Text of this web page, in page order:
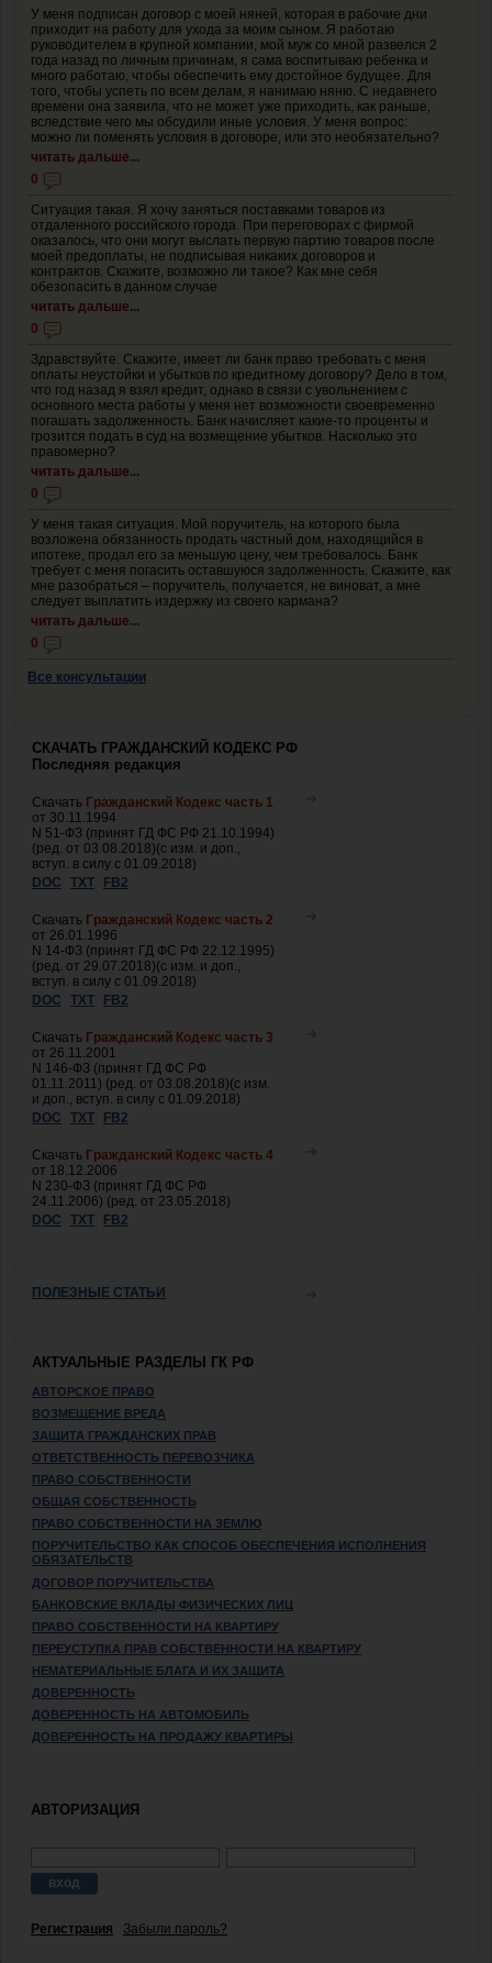
У меня подписан договор с моей няней, которая в рабочие дни
приходит на работу для ухода за моим сыном. Я работаю
руководителем в крупной компании, мой муж со мной развелся 2
года назад по личным причинам, я сама воспитываю ребенка и
много работаю, чтобы обеспечить ему достойное будущее. Для
того, чтобы успеть по всем делам, я нанимаю няню. С недавнего
времени она заявила, что не может уже приходить, как раньше,
вследствие чего мы обсудили иные условия. У меня вопрос:
можно ли поменять условия в договоре, или это необязательно?
читать дальше...
0
Ситуация такая. Я хочу заняться поставками товаров из
отдаленного российского города. При переговорах с фирмой
оказалось, что они могут выслать первую партию товаров после
моей предоплаты, не подписывая никаких договоров и
контрактов. Скажите, возможно ли такое? Как мне себя
обезопасить в данном случае
читать дальше...
0
Здравствуйте. Скажите, имеет ли банк право требовать с меня
оплаты неустойки и убытков по кредитному договору? Дело в том,
что год назад я взял кредит, однако в связи с увольнением с
основного места работы у меня нет возможности своевременно
погашать задолженность. Банк начисляет какие-то проценты и
грозится подать в суд на возмещение убытков. Насколько это
правомерно?
читать дальше...
0
У меня такая ситуация. Мой поручитель, на которого была
возложена обязанность продать частный дом, находящийся в
ипотеке, продал его за меньшую цену, чем требовалось. Банк
требует с меня погасить оставшуюся задолженность. Скажите, как
мне разобраться – поручитель, получается, не виноват, а мне
следует выплатить издержку из своего кармана?
читать дальше...
0
Все консультации
СКАЧАТЬ ГРАЖДАНСКИЙ КОДЕКС РФ
Последняя редакция
Скачать Гражданский Кодекс часть 1
от 30.11.1994
N 51-ФЗ (принят ГД ФС РФ 21.10.1994)
(ред. от 03.08.2018)(с изм. и доп.,
вступ. в силу с 01.09.2018)
DOC
TXT FB2
Скачать Гражданский Кодекс часть 2
от 26.01.1996
N 14-ФЗ (принят ГД ФС РФ 22.12.1995)
(ред. от 29.07.2018)(с изм. и доп.,
вступ. в силу с 01.09.2018)
DOC
TXT FB2
Скачать Гражданский Кодекс часть 3
от 26.11.2001
N 146-ФЗ (принят ГД ФС РФ
01.11.2011) (ред. от 03.08.2018)(с изм.
и доп., вступ. в силу с 01.09.2018)
DOC
TXT FB2
Скачать Гражданский Кодекс часть 4
от 18.12.2006
N 230-ФЗ (принят ГД ФС РФ
24.11.2006) (ред. от 23.05.2018)
DOC
TXT FB2
ПОЛЕЗНЫЕ СТАТЬИ
АКТУАЛЬНЫЕ РАЗДЕЛЫ ГК РФ
АВТОРСКОЕ ПРАВО
ВОЗМЕЩЕНИЕ ВРЕДА
ЗАЩИТА ГРАЖДАНСКИХ ПРАВ
ОТВЕТСТВЕННОСТЬ ПЕРЕВОЗЧИКА
ПРАВО СОБСТВЕННОСТИ
ОБЩАЯ СОБСТВЕННОСТЬ
ПРАВО СОБСТВЕННОСТИ НА ЗЕМЛЮ
ПОРУЧИТЕЛЬСТВО КАК СПОСОБ ОБЕСПЕЧЕНИЯ ИСПОЛНЕНИЯ
ОБЯЗАТЕЛЬСТВ
ДОГОВОР ПОРУЧИТЕЛЬСТВА
БАНКОВСКИЕ ВКЛАДЫ ФИЗИЧЕСКИХ ЛИЦ
ПРАВО СОБСТВЕННОСТИ НА КВАРТИРУ
ПЕРЕУСТУПКА ПРАВ СОБСТВЕННОСТИ НА КВАРТИРУ
НЕМАТЕРИАЛЬНЫЕ БЛАГА И ИХ ЗАЩИТА
ДОВЕРЕННОСТЬ
ДОВЕРЕННОСТЬ НА АВТОМОБИЛЬ
ДОВЕРЕННОСТЬ НА ПРОДАЖУ КВАРТИРЫ
АВТОРИЗАЦИЯ
Регистрация Забыли пароль?